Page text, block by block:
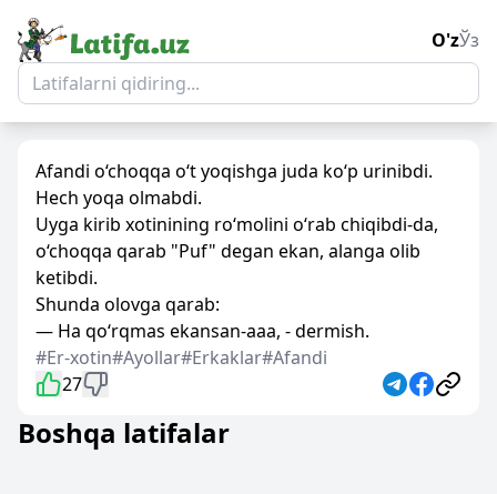
O'zЎз
Afandi o‘choqqa o‘t yoqishga juda ko‘p urinibdi.
Hech yoqa olmabdi.
Uyga kirib xotinining ro‘molini o‘rab chiqibdi-da,
o‘choqqa qarab "Puf" degan ekan, alanga olib
ketibdi.
Shunda olovga qarab:
— Ha qo‘rqmas ekansan-aaa, - dermish.
#Er-xotin#Ayollar#Erkaklar#Afandi
27
Boshqa latifalar